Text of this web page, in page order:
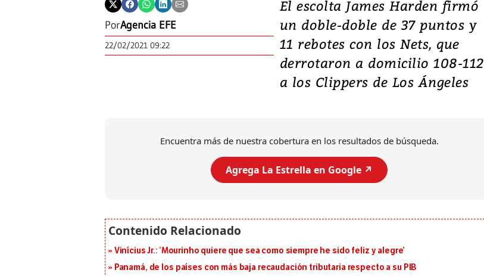
PorAgencia EFE
22/02/2021 09:22
El escolta James Harden firmó
un doble-doble de 37 puntos y
11 rebotes con los Nets, que
derrotaron a domicilio 108-112
a los Clippers de Los Ángeles
Encuentra más de nuestra cobertura en los resultados de búsqueda.
Agrega La Estrella en Google ↗️
Vinícius Jr.: ‘Mourinho quiere que sea como siempre he sido feliz y alegre’
Panamá, de los países con más baja recaudación tributaria respecto a su PIB
Video, Japón: Terremoto
deja heridos y graves
daños en Kumamoto
al sur de Japón, provocando una